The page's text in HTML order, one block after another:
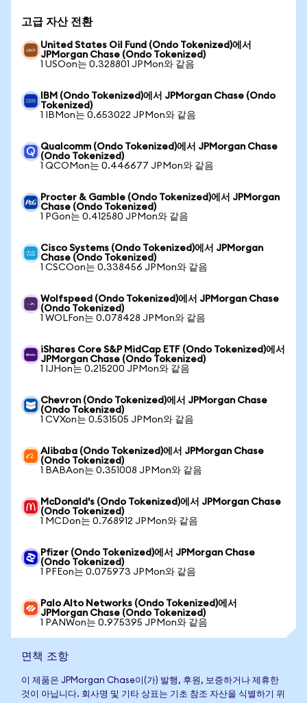
고급 자산 전환
United States Oil Fund (Ondo Tokenized)에서
JPMorgan Chase (Ondo Tokenized)
1 USOon는 0.328801 JPMon와 같음
IBM (Ondo Tokenized)에서 JPMorgan Chase (Ondo
Tokenized)
1 IBMon는 0.653022 JPMon와 같음
Qualcomm (Ondo Tokenized)에서 JPMorgan Chase
(Ondo Tokenized)
1 QCOMon는 0.446677 JPMon와 같음
Procter & Gamble (Ondo Tokenized)에서 JPMorgan
Chase (Ondo Tokenized)
1 PGon는 0.412580 JPMon와 같음
Cisco Systems (Ondo Tokenized)에서 JPMorgan
Chase (Ondo Tokenized)
1 CSCOon는 0.338456 JPMon와 같음
Wolfspeed (Ondo Tokenized)에서 JPMorgan Chase
(Ondo Tokenized)
1 WOLFon는 0.078428 JPMon와 같음
iShares Core S&P MidCap ETF (Ondo Tokenized)에서
JPMorgan Chase (Ondo Tokenized)
1 IJHon는 0.215200 JPMon와 같음
Chevron (Ondo Tokenized)에서 JPMorgan Chase
(Ondo Tokenized)
1 CVXon는 0.531505 JPMon와 같음
Alibaba (Ondo Tokenized)에서 JPMorgan Chase
(Ondo Tokenized)
1 BABAon는 0.351008 JPMon와 같음
McDonald's (Ondo Tokenized)에서 JPMorgan Chase
(Ondo Tokenized)
1 MCDon는 0.768912 JPMon와 같음
Pfizer (Ondo Tokenized)에서 JPMorgan Chase
(Ondo Tokenized)
1 PFEon는 0.075973 JPMon와 같음
Palo Alto Networks (Ondo Tokenized)에서
JPMorgan Chase (Ondo Tokenized)
1 PANWon는 0.975395 JPMon와 같음
면책 조항
이 제품은 JPMorgan Chase이(가) 발행, 후원, 보증하거나 제휴한
것이 아닙니다. 회사명 및 기타 상표는 기초 참조 자산을 식별하기 위